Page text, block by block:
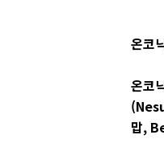
온코
온코
맙,